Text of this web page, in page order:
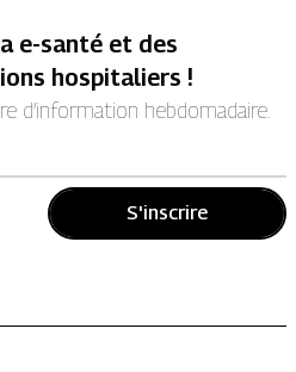
e-santé et des
hospitaliers !
d’information hebdomadaire.
S'inscrire